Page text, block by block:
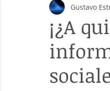
¡¿A
Gustavo